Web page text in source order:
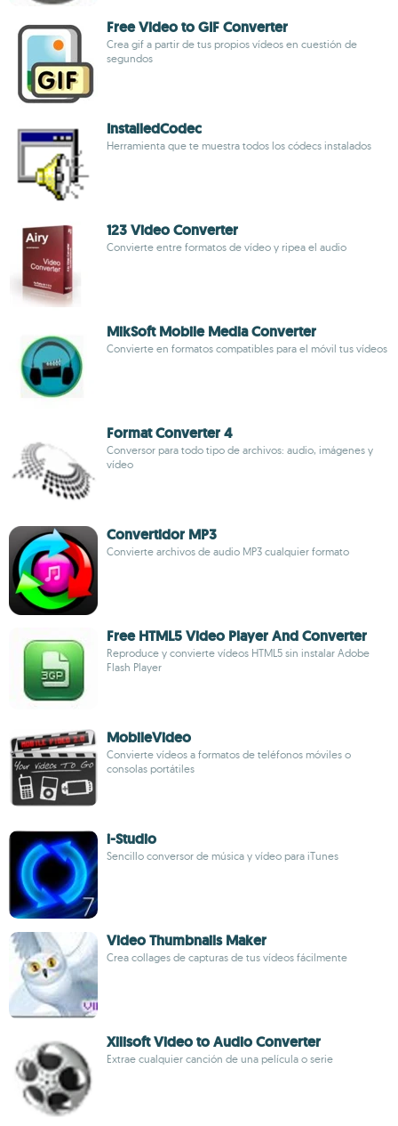
Free Video to GIF Converter
Crea gif a partir de tus propios vídeos en cuestión de
segundos
InstalledCodec
Herramienta que te muestra todos los códecs instalados
123 Video Converter
Convierte entre formatos de vídeo y ripea el audio
MikSoft Mobile Media Converter
Convierte en formatos compatibles para el móvil tus vídeos
Format Converter 4
Conversor para todo tipo de archivos: audio, imágenes y
vídeo
Convertidor MP3
Convierte archivos de audio MP3 cualquier formato
Free HTML5 Video Player And Converter
Reproduce y convierte vídeos HTML5 sin instalar Adobe
Flash Player
MobileVideo
Convierte vídeos a formatos de teléfonos móviles o
consolas portátiles
i-Studio
Sencillo conversor de música y vídeo para iTunes
Video Thumbnails Maker
Crea collages de capturas de tus vídeos fácilmente
Xilisoft Video to Audio Converter
Extrae cualquier canción de una película o serie